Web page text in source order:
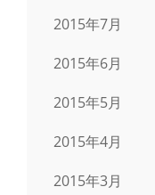
2015年7月
2015年6月
2015年5月
2015年4月
2015年3月